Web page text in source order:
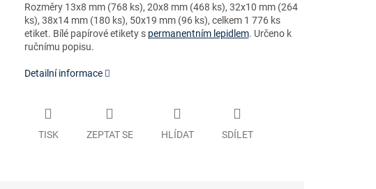
Rozměry 13x8 mm (768 ks), 20x8 mm (468 ks), 32x10 mm (264
ks), 38x14 mm (180 ks), 50x19 mm (96 ks), celkem 1 776 ks
etiket. Bílé papírové etikety s permanentním lepidlem. Určeno k
ručnímu popisu.
Detailní informace
TISK ZEPTAT SE HLÍDAT SDÍLET